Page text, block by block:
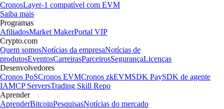
CronosLayer-1 compatível com EVM
Saiba mais
Programas
AfiliadosMarket MakerPortal VIP
Crypto.com
Quem somosNotícias da empresaNotícias de
produtosEventosCarreirasParceirosSegurançaLicenças
Desenvolvedores
Cronos PoSCronos EVMCronos zkEVMSDK PaySDK de agente
IAMCP ServersTrading Skill Repo
Aprender
AprenderBitcoinPesquisasNotícias do mercado